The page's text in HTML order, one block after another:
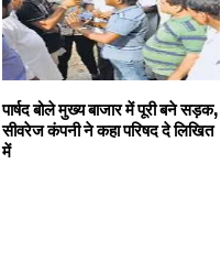
पार्षद बोले मुख्य बाजार में पूरी बने सड़क,
सीवरेज कंपनी ने कहा परिषद दे लिखित
में